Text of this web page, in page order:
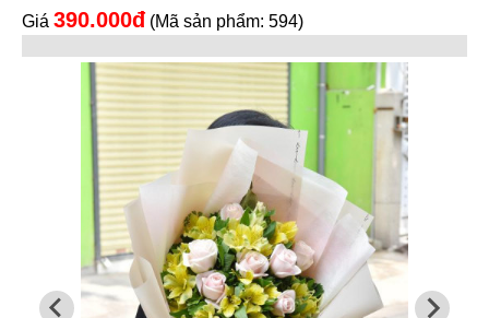
Giá 390.000đ (Mã sản phẩm: 594)